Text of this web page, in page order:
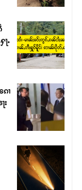
မ်ႉထႅမ် ၸုမ်းၶၢ
ႃႈ။
ႉ
ၢ
း